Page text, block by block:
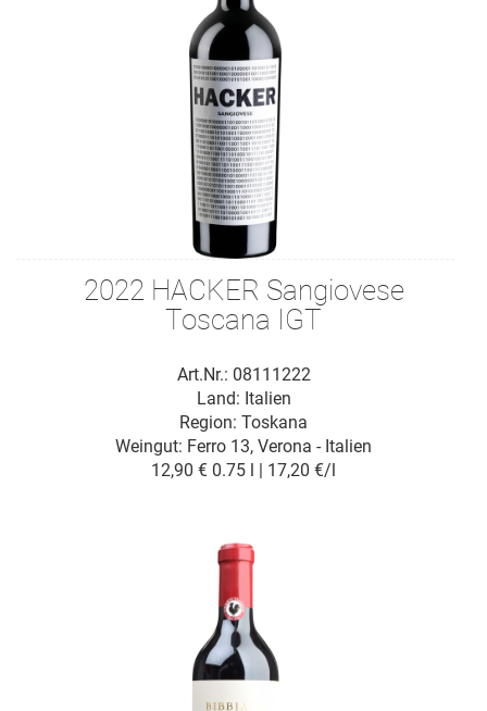
2022 HACKER Sangiovese
Toscana IGT
Art.Nr.: 08111222
Region: Toskana
Land: Italien
Weingut: Ferro 13, Verona - Italien
12,90 € 0.75 l | 17,20 €/l